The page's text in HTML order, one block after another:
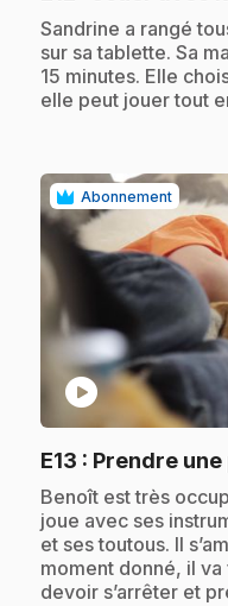
.Sandrine a rangé
sur sa tablette. Sa
15 minutes. Elle
elle peut jouer tout
Abonnement
play_circle
E13 : Prendre une
.Benoît est très
joue avec ses
et ses toutous. Il
moment donné, il
devoir s’arrêter et